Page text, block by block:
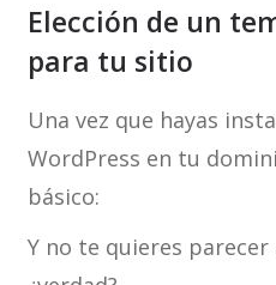
Elección de un
para tu sitio
Una vez que hayas
WordPress en tu
básico:
Y no te quieres